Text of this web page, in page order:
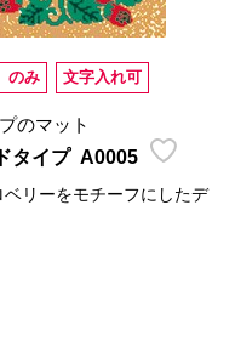
のみ 文字入れ可
のマット
タイプ A0005
リーをモチーフにしたデ